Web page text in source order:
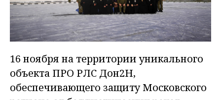
16 ноября на территории уникального
объекта ПРО РЛС Дон2Н,
обеспечивающего защиту Московского